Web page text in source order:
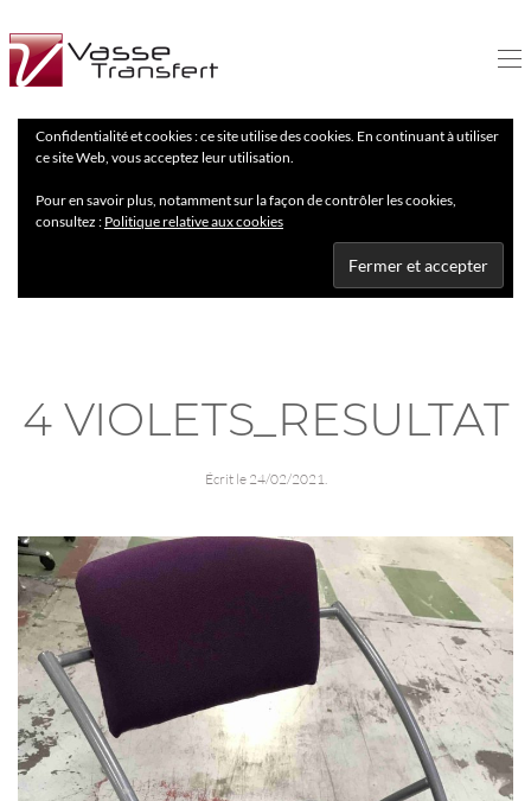
Confidentialité et cookies : ce site utilise des cookies. En continuant à utiliser
ce site Web, vous acceptez leur utilisation.
Pour en savoir plus, notamment sur la façon de contrôler les cookies,
consultez : Politique relative aux cookies
4 VIOLETS_RESULTAT
Écrit le 24/02/2021.